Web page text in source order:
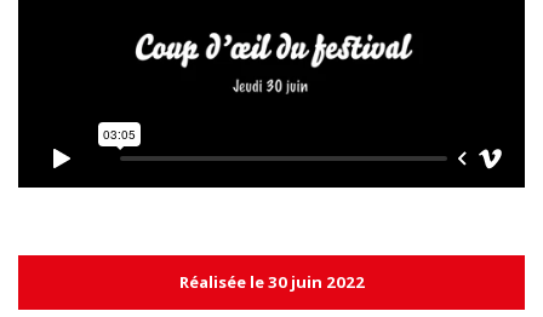
Réalisée le 30 juin 2022